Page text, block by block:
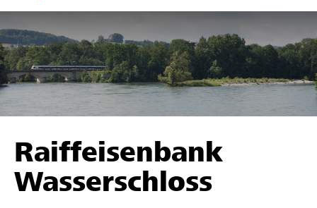
springen
öffnen
Parrainer
Soutien & assistance
Trouvez des projets et des organisations
Démarrez maintenant
Raiffeisenbank
Wasserschloss